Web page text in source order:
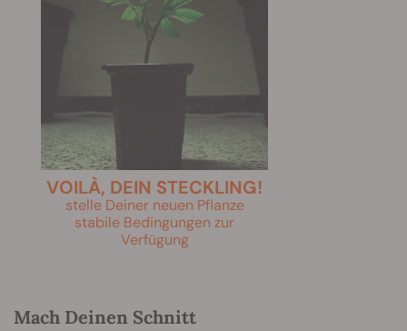
VOILÀ, DEIN STECKLING!
stelle Deiner neuen Pflanze
stabile Bedingungen zur
Verfügung
Mach Deinen Schnitt